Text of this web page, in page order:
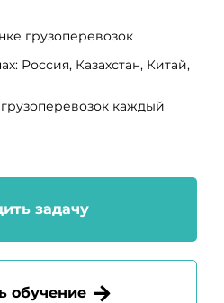
грузоперевозок
Россия, Казахстан, Китай,
каждый
задачу
обучение